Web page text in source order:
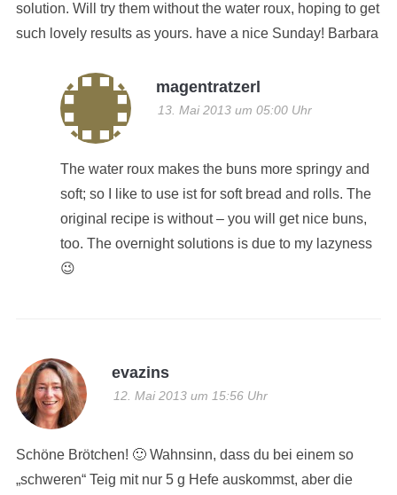
solution. Will try them without the water roux, hoping to get
such lovely results as yours. have a nice Sunday! Barbara
magentratzerl
13. Mai 2013 um 05:00 Uhr
The water roux makes the buns more springy and
soft; so I like to use ist for soft bread and rolls. The
original recipe is without – you will get nice buns,
too. The overnight solutions is due to my lazyness
😉
evazins
12. Mai 2013 um 15:56 Uhr
Schöne Brötchen! 🙂 Wahnsinn, dass du bei einem so
„schweren“ Teig mit nur 5 g Hefe auskommst, aber die